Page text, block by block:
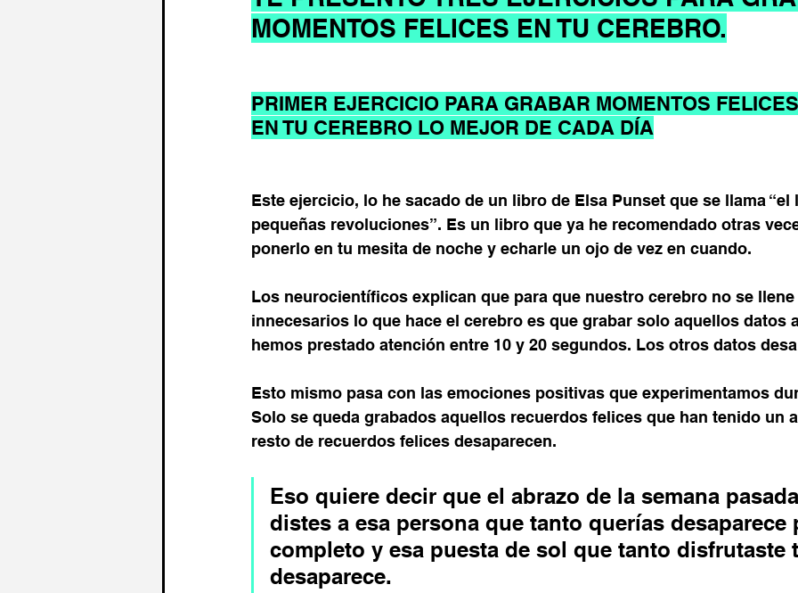
MOMENTOS FELICES EN TU CEREBRO.
PRIMER EJERCICIO PARA GRABAR MOMENTOS
EN TU CEREBRO LO MEJOR DE CADA DÍA
Este ejercicio, lo he sacado de un libro de Elsa Punset que se llama
pequeñas revoluciones”. Es un libro que ya he recomendado otras
ponerlo en tu mesita de noche y echarle un ojo de vez en cuando.
Los neurocientíficos explican que para que nuestro cerebro no se
innecesarios lo que hace el cerebro es que grabar solo aquellos datos
hemos prestado atención entre 10 y 20 segundos. Los otros datos
Esto mismo pasa con las emociones positivas que experimentamos
Solo se queda grabados aquellos recuerdos felices que han tenido un
resto de recuerdos felices desaparecen.
Eso quiere decir que el abrazo de la semana
distes a esa persona que tanto querías
completo y esa puesta de sol que tanto disfrutaste
desaparece.